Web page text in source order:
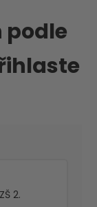
podle
ZŠ 2.